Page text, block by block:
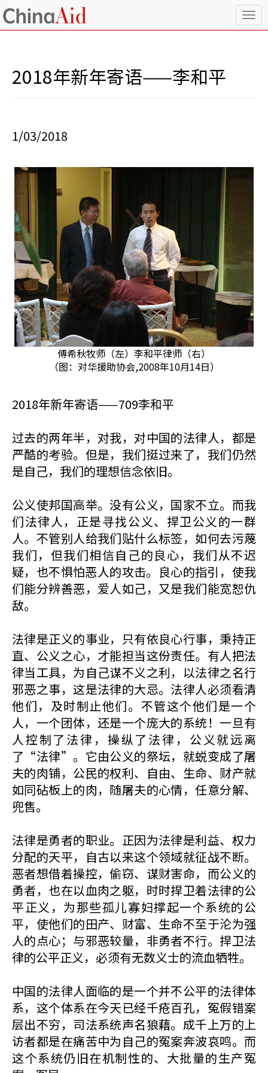
T
o
2018年新年寄语——李和平
1/03/2018
傅希秋牧师（左）李和平律师（右）
（图：对华援助协会,2008年10月14日）
2018年新年寄语——709李和平
过去的两年半，对我，对中国的法律人，都是
严酷的考验。但是，我们挺过来了，我们仍然
是自己，我们的理想信念依旧。
公义使邦国高举。没有公义，国家不立。而我
们法律人，正是寻找公义、捍卫公义的一群
人。不管别人给我们贴什么标签，如何去污蔑
我们，但我们相信自己的良心，我们从不迟
疑，也不惧怕恶人的攻击。良心的指引，​使我
们能分辨善恶，爱人如己，又是我们能宽恕仇
敌。
法律是正义的事业，只有依良心行事，秉持正
直、公义之心，才能担当这份责任。有人把法
律当工具，为自己谋不义之利，以法律之名行
邪恶之事，这是法律的大忌。法律人必须看清
他们，及时制止他们。不管这个他们是一个
人，一个团体，还是一个庞大的系统！一旦有
人控制了法律，操纵了法律，公义就远离
了“法律”。它由公义的祭坛，就蜕变成了屠
夫的肉铺，公民的权利、自由、生命、财产就
如同砧板上的肉，随屠夫的心情，任意分解、
兜售。
法律是勇者的职业。正因为法律是利益、权力
分配的天平，自古以来这个领域就征战不断。
恶者想借着操控，偷窃、谋财害命，而公义的
勇者，也在以血肉之躯，时时捍卫着法律的公
平正义，为那些孤儿寡妇撑起一个系统的公
平，使他们的田产、财富、生命不至于沦为强
人的点心；与邪恶较量，非勇者不行。捍卫法
律的公平正义，必须有无数义士的流血牺牲。
中国的法律人面临的是一个并不公平的法律体
系，这个体系在今天已经千疮百孔，冤假错案
层出不穷，司法系统声名狼藉。成千上万的上
访者都是在痛苦中为自己的冤案奔波哀鸣。而
这个系统仍旧在机制性的、大批量的生产冤